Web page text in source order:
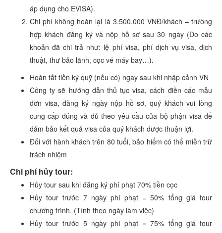
áp dụng cho EVISA).
Chi phí không hoàn lại là 3.500.000 VNĐ/khách – trường
hợp khách đăng ký và nộp hồ sơ sau 30 ngày (Do các
khoản đã chi trả như: lệ phí visa, phí dịch vụ visa, dịch
thuật, thư bảo lãnh, cọc vé máy bay…).
Hoàn tất tiền ký quỹ (nếu có) ngay sau khi nhập cảnh VN
Công ty sẽ hướng dẫn thủ tục visa, cách điền các mẫu
đơn visa, đăng ký ngày nộp hồ sơ, quý khách vui lòng
cung cấp đúng và đủ theo yêu cầu của bộ phận visa để
đảm bảo kết quả visa của quý khách được thuận lợi.
Đối với hành khách trên 80 tuổi, bảo hiểm có thể miễn trừ
trách nhiệm
Chi phí hủy tour:
Hủy tour sau khi đăng ký phí phạt 70% tiền cọc
Hủy tour trước 7 ngày phí phạt = 50% tổng giá tour
chương trình. (Tính theo ngày làm việc)
Hủy tour trước 5 ngày phí phạt = 75% tổng giá tour